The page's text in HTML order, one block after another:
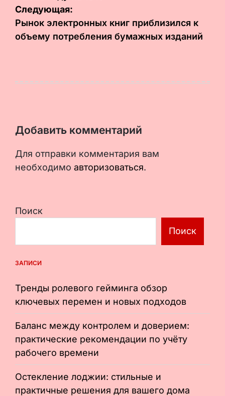
Следующая:
Рынок электронных книг приблизился к
объему потребления бумажных изданий
Добавить комментарий
Для отправки комментария вам
необходимо авторизоваться.
Поиск
Поиск
ЗАПИСИ
Тренды ролевого гейминга обзор
ключевых перемен и новых подходов
Баланс между контролем и доверием:
практические рекомендации по учёту
рабочего времени
Остекление лоджии: стильные и
практичные решения для вашего дома